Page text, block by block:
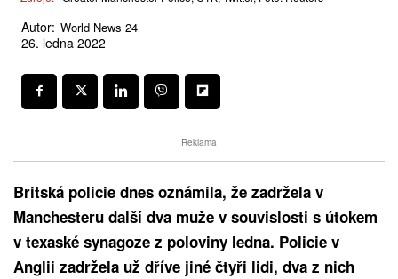
Autor: World News 24
26. ledna 2022
Reklama
Britská policie dnes oznámila, že zadržela v
Manchesteru další dva muže v souvislosti s útokem
v texaské synagoze z poloviny ledna. Policie v
Anglii zadržela už dříve jiné čtyři lidi, dva z nich